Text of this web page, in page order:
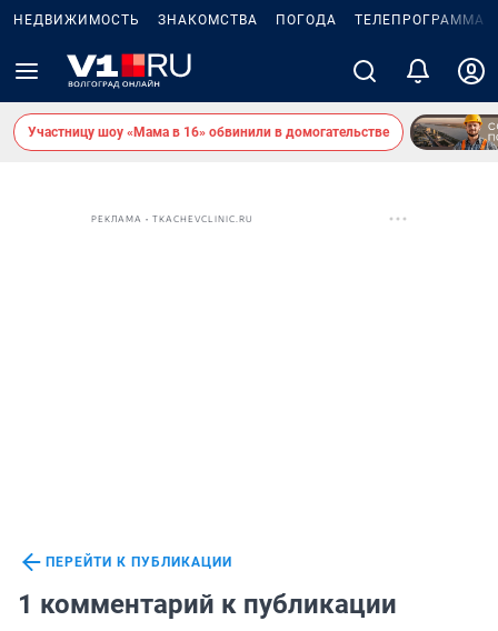
НЕДВИЖИМОСТЬ ЗНАКОМСТВА ПОГОДА ТЕЛЕПРОГРАММА
Участницу шоу «Мама в 16» обвинили в домогательстве
РЕКЛАМА • TKACHEVCLINIC.RU
ПЕРЕЙТИ К ПУБЛИКАЦИИ
1 комментарий к публикации